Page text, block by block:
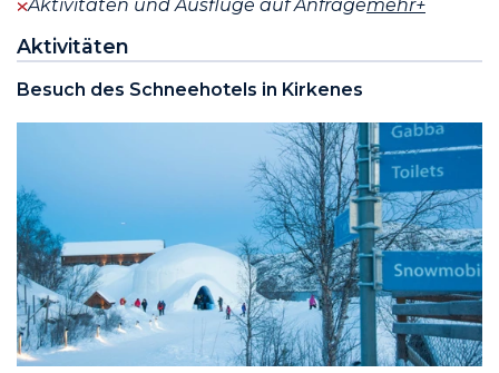
Aktivitäten und Ausflüge auf Anfragemehr+
Aktivitäten
Besuch des Schneehotels in Kirkenes